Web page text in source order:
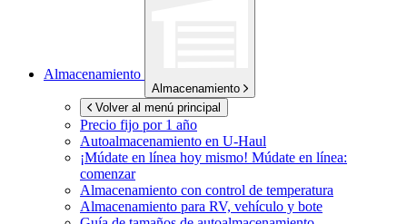
Almacenamiento
Almacenamiento
Volver al menú principal
Precio fijo por 1 año
Autoalmacenamiento en U-Haul
¡Múdate en línea hoy mismo! Múdate en línea:
comenzar
Almacenamiento con control de temperatura
Almacenamiento para RV, vehículo y bote